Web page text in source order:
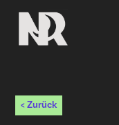
< Zurück